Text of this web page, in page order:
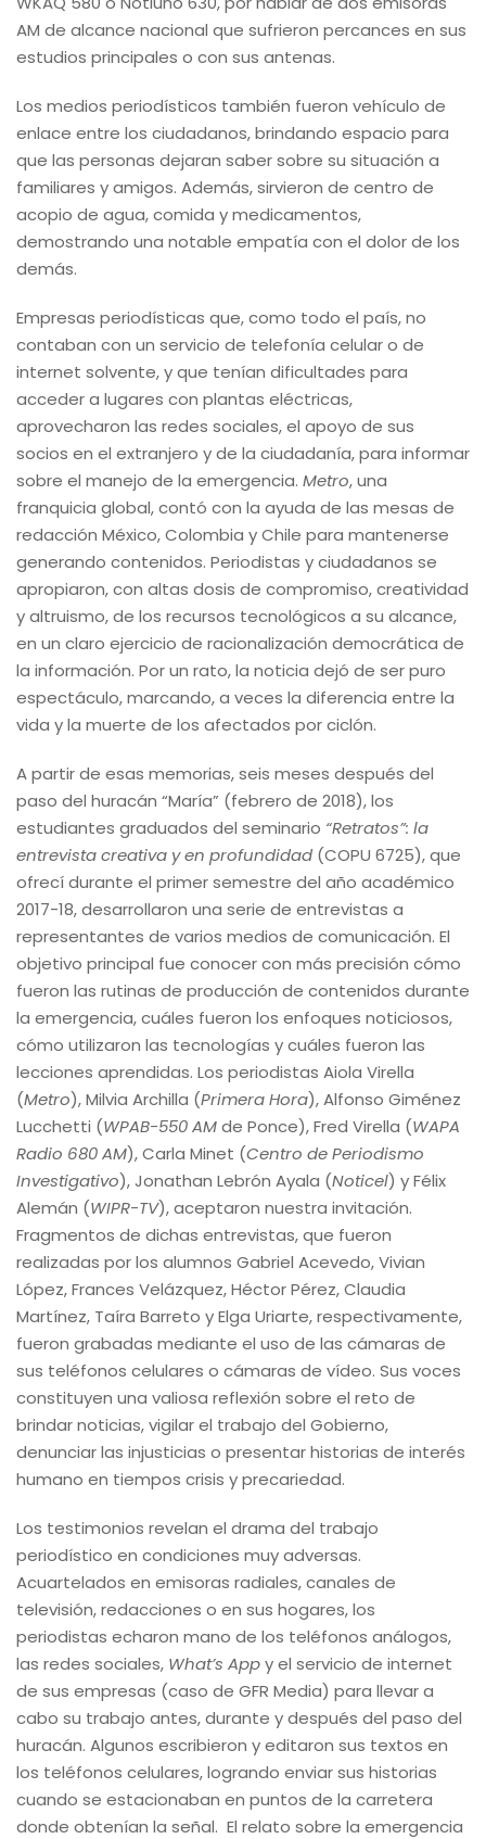
AM de alcance nacional que sufrieron percances en sus
estudios principales o con sus antenas.
Los medios periodísticos también fueron vehículo de
enlace entre los ciudadanos, brindando espacio para
que las personas dejaran saber sobre su situación a
familiares y amigos. Además, sirvieron de centro de
acopio de agua, comida y medicamentos,
demostrando una notable empatía con el dolor de los
demás.
Empresas periodísticas que, como todo el país, no
contaban con un servicio de telefonía celular o de
internet solvente, y que tenían dificultades para
acceder a lugares con plantas eléctricas,
aprovecharon las redes sociales, el apoyo de sus
socios en el extranjero y de la ciudadanía, para informar
sobre el manejo de la emergencia. Metro, una
franquicia global, contó con la ayuda de las mesas de
redacción México, Colombia y Chile para mantenerse
generando contenidos. Periodistas y ciudadanos se
apropiaron, con altas dosis de compromiso, creatividad
y altruismo, de los recursos tecnológicos a su alcance,
en un claro ejercicio de racionalización democrática de
la información. Por un rato, la noticia dejó de ser puro
espectáculo, marcando, a veces la diferencia entre la
vida y la muerte de los afectados por ciclón.
A partir de esas memorias, seis meses después del
paso del huracán “María” (febrero de 2018), los
estudiantes graduados del seminario “Retratos”: la
entrevista creativa y en profundidad (COPU 6725), que
ofrecí durante el primer semestre del año académico
2017-18, desarrollaron una serie de entrevistas a
representantes de varios medios de comunicación. El
objetivo principal fue conocer con más precisión cómo
fueron las rutinas de producción de contenidos durante
la emergencia, cuáles fueron los enfoques noticiosos,
cómo utilizaron las tecnologías y cuáles fueron las
lecciones aprendidas. Los periodistas Aiola Virella
(Metro), Milvia Archilla (Primera Hora), Alfonso Giménez
Lucchetti (WPAB-550 AMde Ponce), Fred Virella (WAPA
Radio 680 AM), Carla Minet (Centro de Periodismo
Investigativo), Jonathan Lebrón Ayala (Noticel) y Félix
Alemán (WIPR-TV), aceptaron nuestra invitación.
Fragmentos de dichas entrevistas, que fueron
realizadas por los alumnos Gabriel Acevedo, Vivian
López, Frances Velázquez, Héctor Pérez, Claudia
Martínez, Taíra Barreto y Elga Uriarte, respectivamente,
fueron grabadas mediante el uso de las cámaras de
sus teléfonos celulares o cámaras de vídeo. Sus voces
constituyen una valiosa reflexión sobre el reto de
brindar noticias, vigilar el trabajo del Gobierno,
denunciar las injusticias o presentar historias de interés
humano en tiempos crisis y precariedad.
Los testimonios revelan el drama del trabajo
periodístico en condiciones muy adversas.
Acuartelados en emisoras radiales, canales de
televisión, redacciones o en sus hogares, los
periodistas echaron mano de los teléfonos análogos,
las redes sociales, What’s Appy el servicio de internet
de sus empresas (caso de GFR Media) para llevar a
cabo su trabajo antes, durante y después del paso del
huracán. Algunos escribieron y editaron sus textos en
los teléfonos celulares, logrando enviar sus historias
cuando se estacionaban en puntos de la carretera
donde obtenían la señal. El relato sobre la emergencia